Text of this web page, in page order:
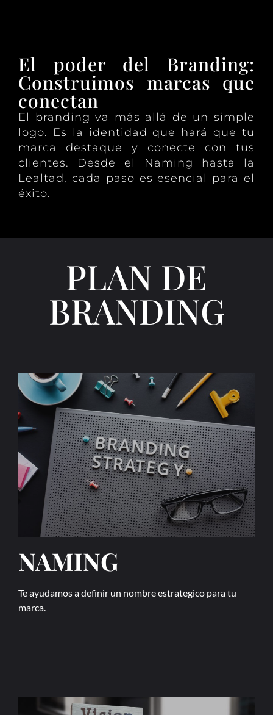
El poder del Branding:
Construimos marcas que
conectan
El branding va más allá de un simple
logo. Es la identidad que hará que tu
marca destaque y conecte con tus
clientes. Desde el Naming hasta la
Lealtad, cada paso es esencial para el
éxito.
PLAN DE
BRANDING
NAMING
Te ayudamos a definir un nombre estrategico para tu
marca.